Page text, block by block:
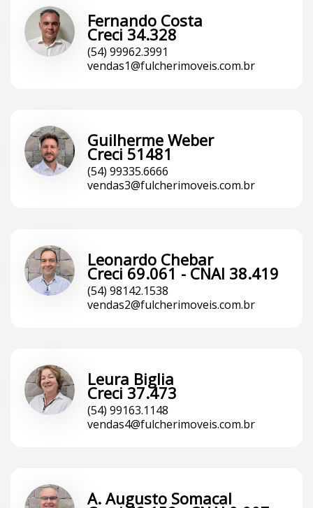
Fernando Costa
Creci 34.328
(54) 99962.3991
vendas1@fulcherimoveis.com.br
Guilherme Weber
Creci 51481
(54) 99335.6666
vendas3@fulcherimoveis.com.br
Leonardo Chebar
Creci 69.061 - CNAI 38.419
(54) 98142.1538
vendas2@fulcherimoveis.com.br
Leura Biglia
Creci 37.473
(54) 99163.1148
vendas4@fulcherimoveis.com.br
A. Augusto Somacal